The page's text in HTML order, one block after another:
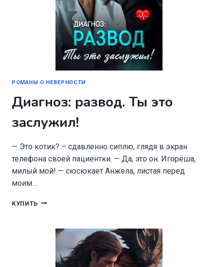
РОМАНЫ О НЕВЕРНОСТИ
Диагноз: развод. Ты это
заслужил!
— Это котик? – сдавленно сиплю, глядя в экран
телефона своей пациентки. — Да, это он. Игорёша,
милый мой! — сюсюкает Анжела, листая перед
моим…
КУПИТЬ ДИАГНОЗ:
ЗАСЛУЖИЛ!